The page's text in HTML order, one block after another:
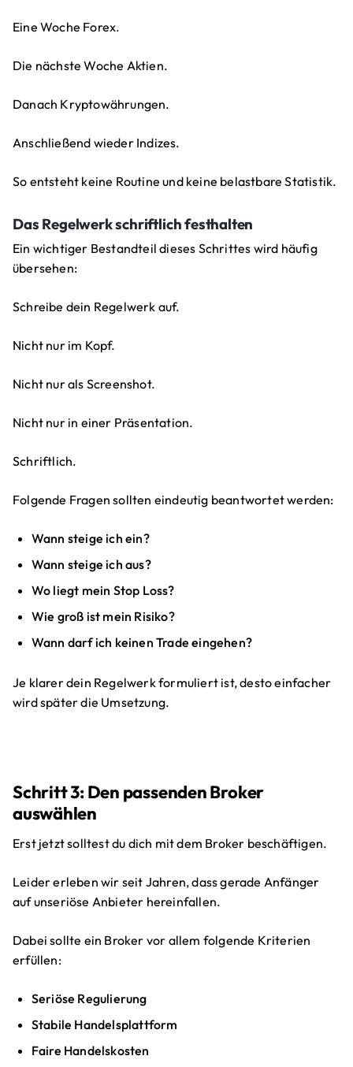
Eine Woche Forex.
Die nächste Woche Aktien.
Danach Kryptowährungen.
Anschließend wieder Indizes.
So entsteht keine Routine und keine belastbare Statistik.
Das Regelwerk schriftlich festhalten
Ein wichtiger Bestandteil dieses Schrittes wird häufig
übersehen:
Schreibe dein Regelwerk auf.
Nicht nur im Kopf.
Nicht nur als Screenshot.
Nicht nur in einer Präsentation.
Schriftlich.
Folgende Fragen sollten eindeutig beantwortet werden:
Wann steige ich ein?
Wann steige ich aus?
Wo liegt mein Stop Loss?
Wie groß ist mein Risiko?
Wann darf ich keinen Trade eingehen?
Je klarer dein Regelwerk formuliert ist, desto einfacher
wird später die Umsetzung.
Schritt 3: Den passenden Broker
auswählen
Erst jetzt solltest du dich mit dem Broker beschäftigen.
Leider erleben wir seit Jahren, dass gerade Anfänger
auf unseriöse Anbieter hereinfallen.
Dabei sollte ein Broker vor allem folgende Kriterien
erfüllen:
Seriöse Regulierung
Stabile Handelsplattform
Faire Handelskosten